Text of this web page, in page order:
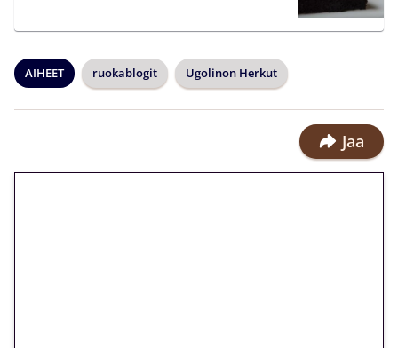
AIHEET ruokablogit Ugolinon Herkut
Jaa